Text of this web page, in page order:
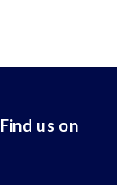
Find us on